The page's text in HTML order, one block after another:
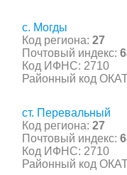
с. Могды
Код региона: 27
Почтовый индекс:
Код ИФНС: 2710
Районный код
ст. Перевальный
Код региона: 27
Почтовый индекс:
Код ИФНС: 2710
Районный код